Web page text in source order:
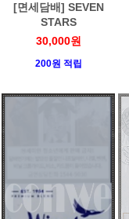
[면세담배] SEVEN
STARS
30,000원
200원 적립